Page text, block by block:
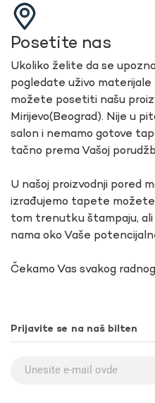
Posetite nas
Ukoliko želite da se
pogledate uživo materijale
možete posetiti našu
Mirijevo(Beograd). Nije u
salon i nemamo gotove
tačno prema Vašoj
U našoj proizvodnji pored
izrađujemo tapete
tom trenutku štampaju, ali
nama oko Vaše
Čekamo Vas svakog
Prijavite se na naš bilten